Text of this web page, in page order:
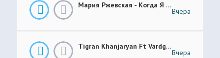
Мария Ржевская - Когда Я Стану Кошкой (Future Garage Remix)
Вчера
Tigran Khanjaryan Ft Vardges - Pap Jan
Вчера